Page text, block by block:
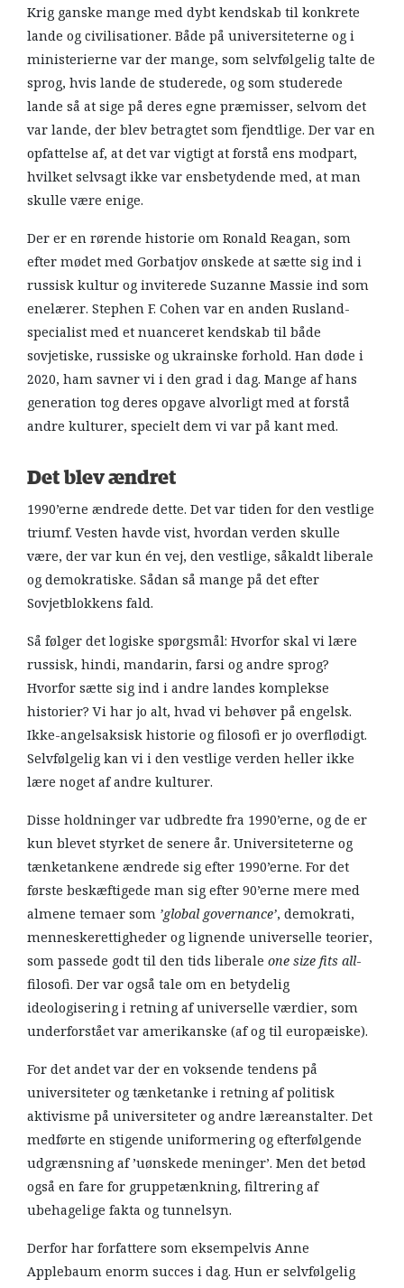
Krig ganske mange med dybt kendskab til konkrete
lande og civilisationer. Både på universiteterne og i
ministerierne var der mange, som selvfølgelig talte de
sprog, hvis lande de studerede, og som studerede
lande så at sige på deres egne præmisser, selvom det
var lande, der blev betragtet som fjendtlige. Der var en
opfattelse af, at det var vigtigt at forstå ens modpart,
hvilket selvsagt ikke var ensbetydende med, at man
skulle være enige.
Der er en rørende historie om Ronald Reagan, som
efter mødet med Gorbatjov ønskede at sætte sig ind i
russisk kultur og inviterede Suzanne Massie ind som
enelærer. Stephen F. Cohen var en anden Rusland-
specialist med et nuanceret kendskab til både
sovjetiske, russiske og ukrainske forhold. Han døde i
2020, ham savner vi i den grad i dag. Mange af hans
generation tog deres opgave alvorligt med at forstå
andre kulturer, specielt dem vi var på kant med.
Det blev ændret
1990’erne ændrede dette. Det var tiden for den vestlige
triumf. Vesten havde vist, hvordan verden skulle
være, der var kun én vej, den vestlige, såkaldt liberale
og demokratiske. Sådan så mange på det efter
Sovjetblokkens fald.
Så følger det logiske spørgsmål: Hvorfor skal vi lære
russisk, hindi, mandarin, farsi og andre sprog?
Hvorfor sætte sig ind i andre landes komplekse
historier? Vi har jo alt, hvad vi behøver på engelsk.
Ikke-angelsaksisk historie og filosofi er jo overflødigt.
Selvfølgelig kan vi i den vestlige verden heller ikke
lære noget af andre kulturer.
Disse holdninger var udbredte fra 1990’erne, og de er
kun blevet styrket de senere år. Universiteterne og
tænketankene ændrede sig efter 1990’erne. For det
første beskæftigede man sig efter 90’erne mere med
almene temaer som ’global governance’, demokrati,
menneskerettigheder og lignende universelle teorier,
som passede godt til den tids liberale one size fits all-
filosofi. Der var også tale om en betydelig
ideologisering i retning af universelle værdier, som
underforstået var amerikanske (af og til europæiske).
For det andet var der en voksende tendens på
universiteter og tænketanke i retning af politisk
aktivisme på universiteter og andre læreanstalter. Det
medførte en stigende uniformering og efterfølgende
udgrænsning af ’uønskede meninger’. Men det betød
også en fare for gruppetænkning, filtrering af
ubehagelige fakta og tunnelsyn.
Derfor har forfattere som eksempelvis Anne
Applebaum enorm succes i dag. Hun er selvfølgelig